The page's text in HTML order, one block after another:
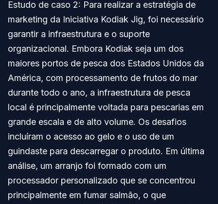
Estudo de caso 2: Para realizar a estratégia de
marketing da Iniciativa Kodiak Jig, foi necessário
garantir a infraestrutura e o suporte
organizacional. Embora Kodiak seja um dos
maiores portos de pesca dos Estados Unidos da
América, com processamento de frutos do mar
durante todo o ano, a infraestrutura de pesca
local é principalmente voltada para pescarias em
grande escala e de alto volume. Os desafios
incluíram o acesso ao gelo e o uso de um
guindaste para descarregar o produto. Em última
análise, um arranjo foi formado com um
processador personalizado que se concentrou
principalmente em fumar salmão, o que